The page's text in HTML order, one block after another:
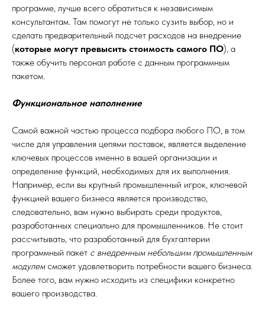
программе, лучше всего обратиться к независимым
консультантам. Там помогут не только сузить выбор, но и
сделать предварительный подсчет расходов на внедрение
(которые могут превысить стоимость самого ПО), а
также обучить персонал работе с данным программным
пакетом.
Функциональное наполнение
Самой важной частью процесса подбора любого ПО, в том
числе для управления цепями поставок, является выделение
ключевых процессов именно в вашей организации и
определение функций, необходимых для их выполнения.
Например, если вы крупный промышленный игрок, ключевой
функцией вашего бизнеса является производство,
следовательно, вам нужно выбирать среди продуктов,
разработанных специально для промышленников. Не стоит
рассчитывать, что разработанный для бухгалтерии
программный пакет с внедренным небольшим промышленным
модулемсможет удовлетворить потребности вашего бизнеса.
Более того, вам нужно исходить из специфики конкретно
вашего производства.